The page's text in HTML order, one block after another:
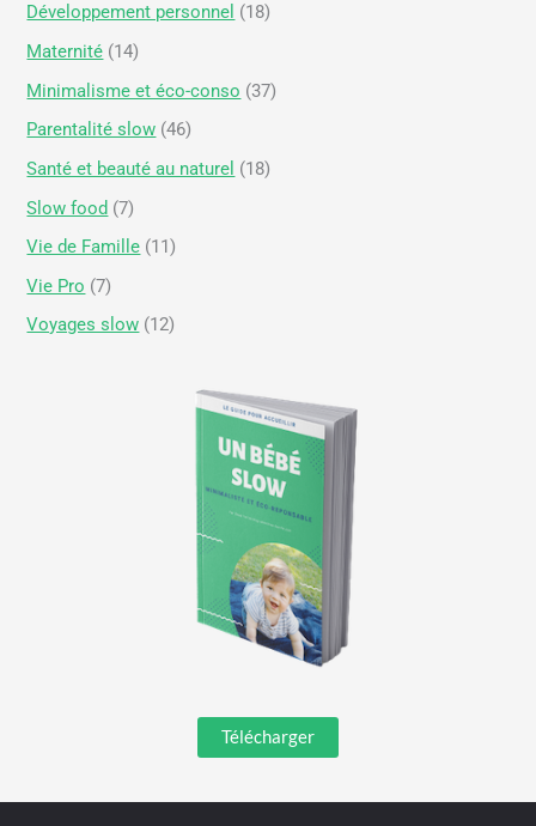
Développement personnel (18)
Maternité (14)
Minimalisme et éco-conso (37)
Parentalité slow (46)
Santé et beauté au naturel (18)
Slow food (7)
Vie de Famille (11)
Vie Pro (7)
Voyages slow (12)
Télécharger